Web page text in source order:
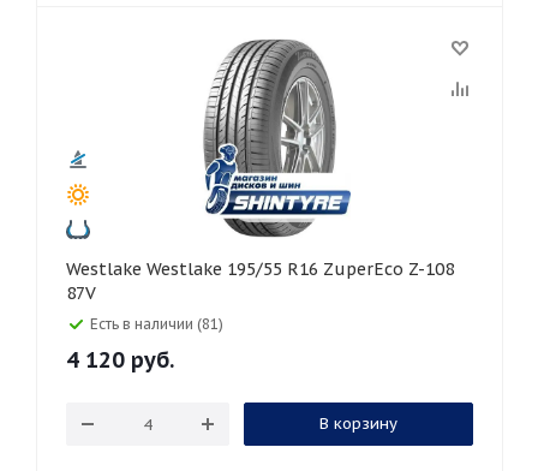
Westlake Westlake 195/55 R16 ZuperEco Z-108
87V
Есть в наличии (81)
4 120 руб.
В корзину